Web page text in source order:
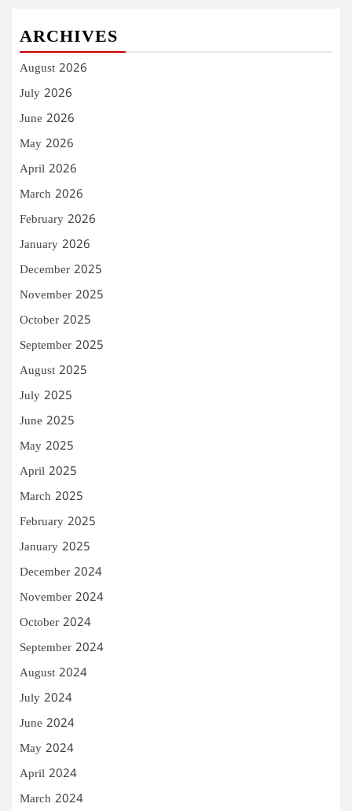
ARCHIVES
August 2026
July 2026
June 2026
May 2026
April 2026
March 2026
February 2026
January 2026
December 2025
November 2025
October 2025
September 2025
August 2025
July 2025
June 2025
May 2025
April 2025
March 2025
February 2025
January 2025
December 2024
November 2024
October 2024
September 2024
August 2024
July 2024
June 2024
May 2024
April 2024
March 2024